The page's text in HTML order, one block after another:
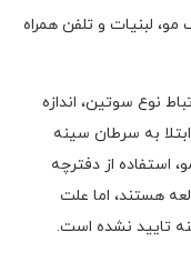
لبنیات و تلفن همراه
نوع سوتین، اندازه
به سرطان سینه
استفاده از دفترچه
هستند، اما علت
تایید نشده است.